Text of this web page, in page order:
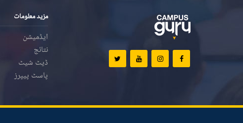
مزید معلومات
ایڈمیشن
نتائج
ڈیٹ شیٹ
پاسٹ پیپرز